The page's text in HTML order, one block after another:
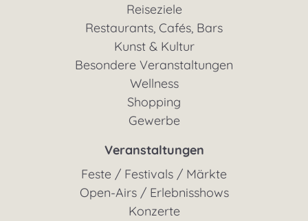
Reiseziele
Restaurants, Cafés, Bars
Kunst & Kultur
Besondere Veranstaltungen
Wellness
Shopping
Gewerbe
Veranstaltungen
Feste / Festivals / Märkte
Open-Airs / Erlebnisshows
Konzerte